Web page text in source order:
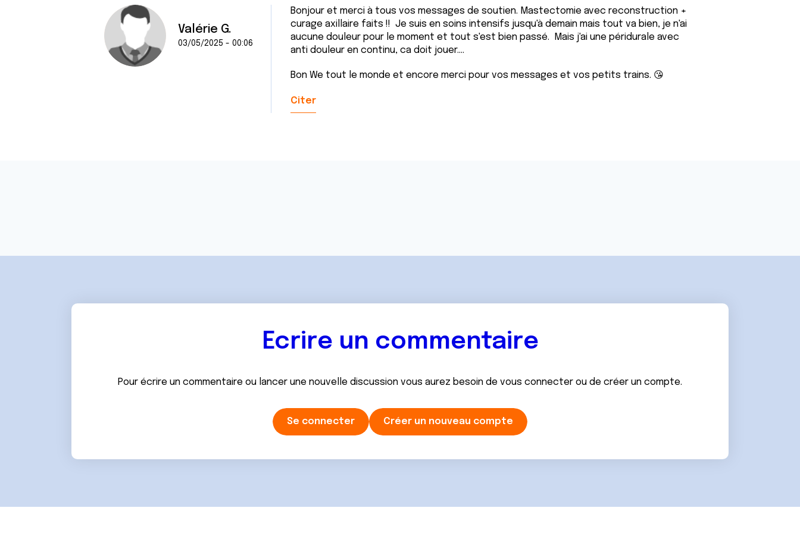
n
m
Valérie G.
03/05/2025 - 00:06
Bonjour et merci à tous vos messages de soutien. Mastectomie avec reconstruction +
curage axillaire faits !! Je suis en soins intensifs jusqu'à demain mais tout va bien, je n'ai
aucune douleur pour le moment et tout s'est bien passé. Mais j'ai une péridurale avec
anti douleur en continu, ca doit jouer....
Bon We tout le monde et encore merci pour vos messages et vos petits trains. 😘
Citer
Ecrire un commentaire
Pour écrire un commentaire ou lancer une nouvelle discussion vous aurez besoin de vous connecter ou de créer un compte.
Se connecter Créer un nouveau compte